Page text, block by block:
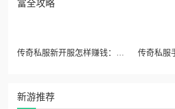
新游推荐